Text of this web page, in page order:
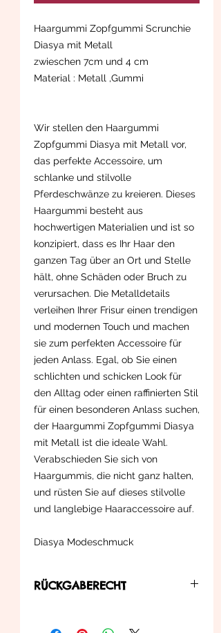
Haargummi Zopfgummi Scrunchie
Diasya mit Metall
zwieschen 7cm und 4 cm
Material : Metall ,Gummi
Wir stellen den Haargummi
Zopfgummi Diasya mit Metall vor,
das perfekte Accessoire, um
schlanke und stilvolle
Pferdeschwänze zu kreieren. Dieses
Haargummi besteht aus
hochwertigen Materialien und ist so
konzipiert, dass es Ihr Haar den
ganzen Tag über an Ort und Stelle
hält, ohne Schäden oder Bruch zu
verursachen. Die Metalldetails
verleihen Ihrer Frisur einen trendigen
und modernen Touch und machen
sie zum perfekten Accessoire für
jeden Anlass. Egal, ob Sie einen
schlichten und schicken Look für
den Alltag oder einen raffinierten Stil
für einen besonderen Anlass suchen,
der Haargummi Zopfgummi Diasya
mit Metall ist die ideale Wahl.
Verabschieden Sie sich von
Haargummis, die nicht ganz halten,
und rüsten Sie auf dieses stilvolle
und langlebige Haaraccessoire auf.
Diasya Modeschmuck
RÜCKGABERECHT